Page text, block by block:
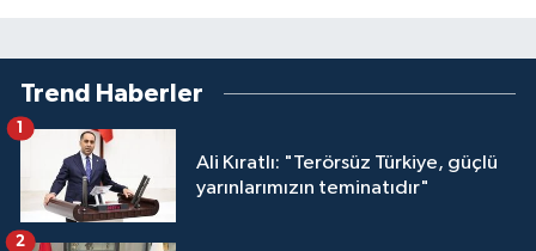
Trend Haberler
Ali Kıratlı: "Terörsüz Türkiye, güçlü
yarınlarımızın teminatıdır"
1
2